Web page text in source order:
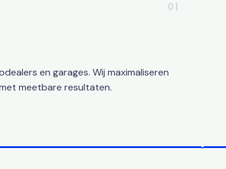
01
en garages. Wij maximaliseren
meetbare resultaten.